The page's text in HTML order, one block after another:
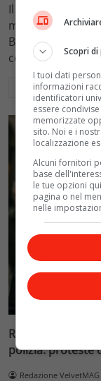
Il Tribunale di
mantenimento
Blasi,
conduttrice.
Leggi di più
Politica
Riconoscimento
polizia: proteste
Redazione VelvetMAG
Scopri di
I tuoi dati
informazioni
identificatori
essere
memorizzate
sito. Noi e i
localizzazione
Alcuni fornitori
base
le tue opzioni
pagina o nel
nelle